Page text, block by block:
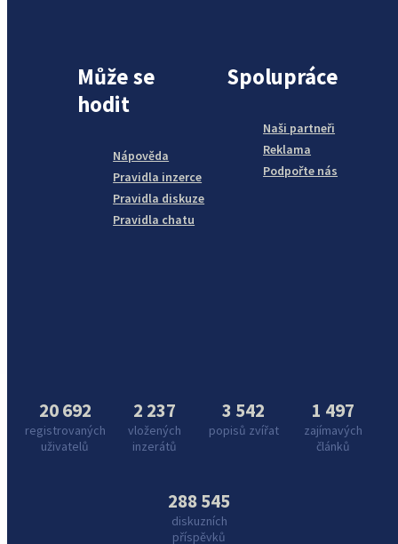
Může se
hodit
Nápověda
Pravidla inzerce
Pravidla diskuze
Pravidla chatu
Spolupráce
Naši partneři
Reklama
Podpořte nás
20 692
registrovaných
uživatelů
2 237
vložených
inzerátů
3 542
popisů zvířat
1 497
zajímavých
článků
288 545
diskuzních
příspěvků